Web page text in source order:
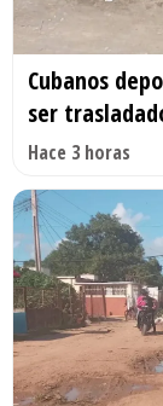
Cubanos
ser
Hace 3 horas